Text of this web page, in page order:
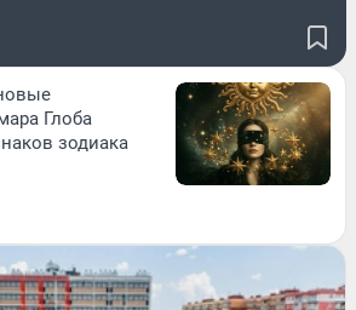
Глоба
зодиака